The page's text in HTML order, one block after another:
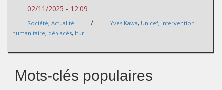
02/11/2025 - 12:09
Société, Actualité / Yves Kawa, Unicef, Intervention
humanitaire, déplacés, Ituri
Mots-clés populaires